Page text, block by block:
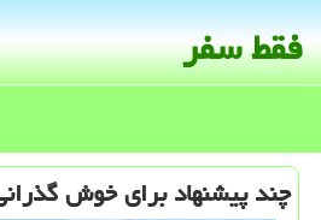
فقط سفر
چند پیشنهاد برای خوش